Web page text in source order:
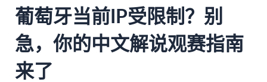
葡萄牙当前IP受限制？别
急，你的中文解说观赛指南
来了